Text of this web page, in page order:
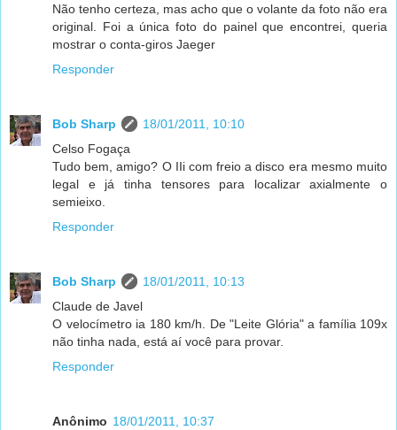
Não tenho certeza, mas acho que o volante da foto não era
original. Foi a única foto do painel que encontrei, queria
mostrar o conta-giros Jaeger
Responder
Bob Sharp
18/01/2011, 10:10
Celso Fogaça
Tudo bem, amigo? O IIi com freio a disco era mesmo muito
legal e já tinha tensores para localizar axialmente o
semieixo.
Responder
Bob Sharp
18/01/2011, 10:13
Claude de Javel
O velocímetro ia 180 km/h. De "Leite Glória" a família 109x
não tinha nada, está aí você para provar.
Responder
Anônimo 18/01/2011, 10:37